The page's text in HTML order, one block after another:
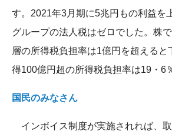
す。2021年3月期に5兆円もの利益を
グループの法人税はゼロでした。株
層の所得税負担率は1億円を超えると
得100億円超の所得税負担率は19・6
国民のみなさん
インボイス制度が実施されれば、取